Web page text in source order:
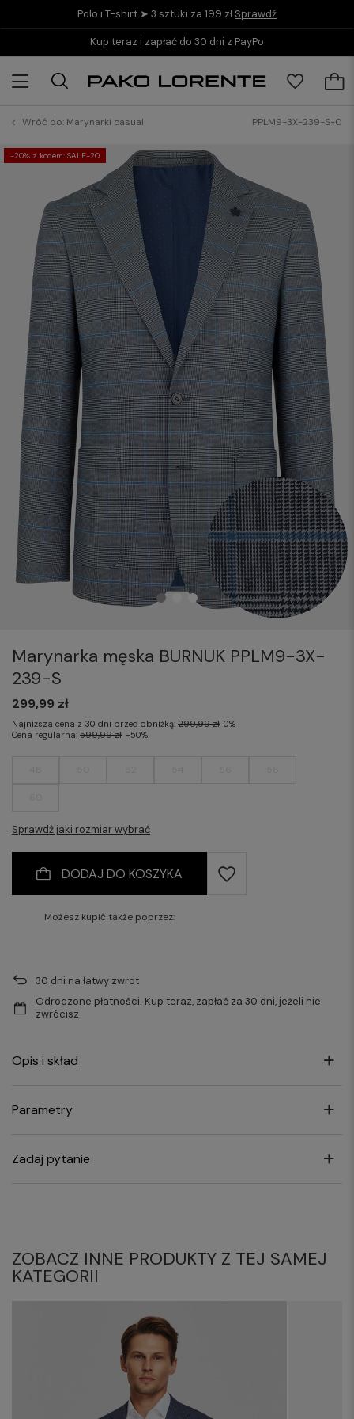
Polo i T-shirt ➤ 3 sztuki za 199 zł Sprawdź
Kup teraz i zapłać do 30 dni z PayPo
Wróć do: Marynarki casual PPLM9-3X-239-S-0
-20% z kodem: SALE-20
Marynarka męska BURNUK PPLM9-3X-
239-S
Sprawdź jaki rozmiar wybrać
299,99 zł
Najniższa cena z 30 dni przed obniżką: 299,99 zł 0%
Cena regularna: 599,99 zł -50%
DODAJ DO KOSZYKA
Możesz kupić także poprzez:
30 dni na łatwy zwrot
Odroczone płatności. Kup teraz, zapłać za 30 dni, jeżeli nie
zwrócisz
Opis i skład
Parametry
Zadaj pytanie
ZOBACZ INNE PRODUKTY Z TEJ SAMEJ
KATEGORII